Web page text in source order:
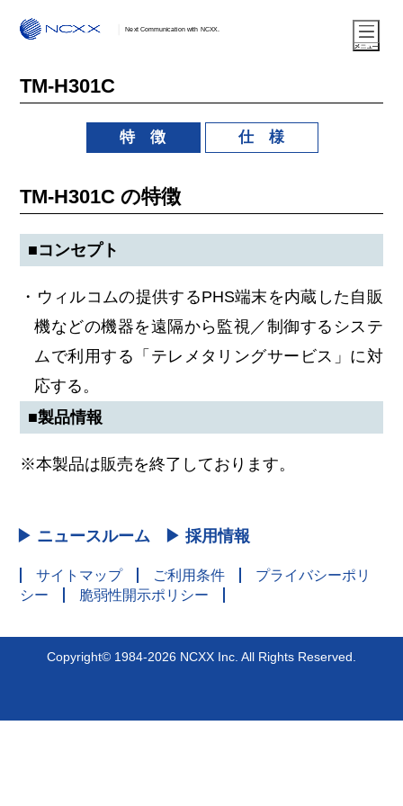
Next Communication with NCXX.
TM-H301C
特 徴 仕 様
TM-H301C の特徴
■コンセプト
・ウィルコムの提供するPHS端末を内蔵した自販
機などの機器を遠隔から監視／制御するシステ
ムで利用する「テレメタリングサービス」に対
応する。
■製品情報
※本製品は販売を終了しております。
▶ ニュースルーム ▶ 採用情報
サイトマップ ご利用条件
プライバシーポリ
シー
脆弱性開示ポリシー
Copyright© 1984-2026 NCXX Inc. All Rights Reserved.